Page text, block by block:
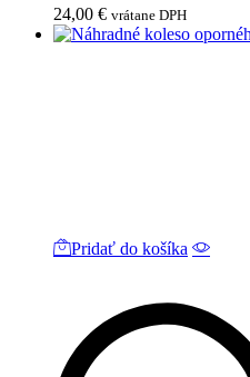
24,00 € vrátane DPH
Pridať do košíka